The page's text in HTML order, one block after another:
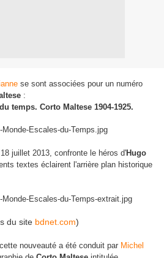
se sont associées pour un numéro
:
temps. Corto Maltese 1904-1925.
juillet 2013, confronte le héros d'Hugo
textes éclairent l'arrière plan historique
du site bdnet.com)
nouveauté a été conduit par Michel